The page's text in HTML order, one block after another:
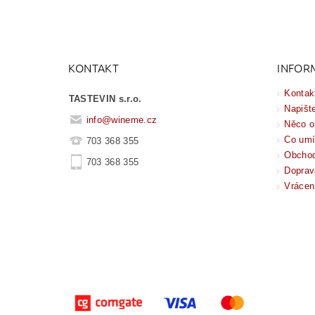
KONTAKT
TASTEVIN s.r.o.
info@wineme.cz
703 368 355
703 368 355
Něco
Co